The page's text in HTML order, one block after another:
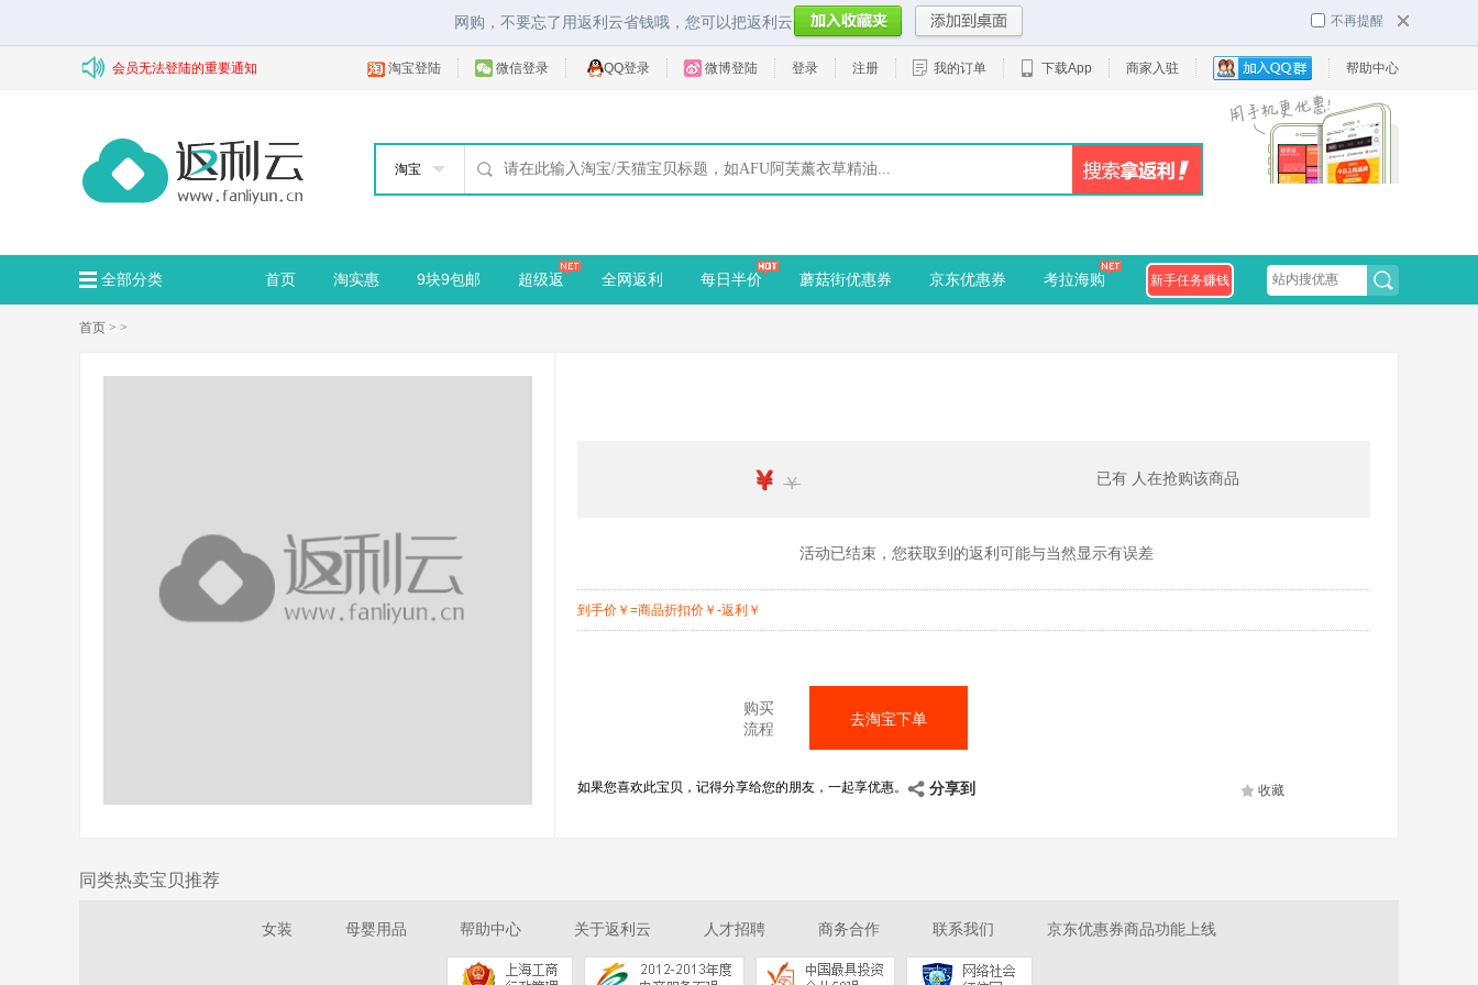
网购，不要忘了用返利云省钱哦，您可以把返利云 不再提醒
会员无法登陆的重要通知 淘宝登陆 微信登录 QQ登录 微博登陆 登录 注册 我的订单 下载App 商家入驻 帮助中心
淘宝
全部分类 首页 淘实惠 9块9包邮 超级返 全网返利 每日半价 蘑菇街优惠券 京东优惠券 考拉海购 新手任务赚钱
首页 > >
￥ ￥ 已有 人在抢购该商品
活动已结束，您获取到的返利可能与当然显示有误差
到手价 ￥ =商品折扣价 ￥ -返利 ￥
购买
流程
去淘宝下单
如果您喜欢此宝贝，记得分享给您的朋友，一起享优惠。 分享到 收藏
同类热卖宝贝推荐
女装 母婴用品 帮助中心 关于返利云 人才招聘 商务合作 联系我们 京东优惠券商品功能上线